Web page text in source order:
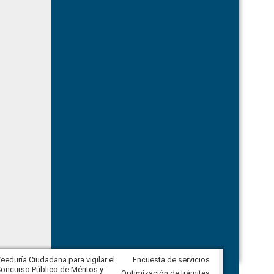
Ciudadana para vigilar el
Público de Méritos y
Veeduría Ciudadana para vigilar la
construcción del asfaltado de
Encuesta de servicios